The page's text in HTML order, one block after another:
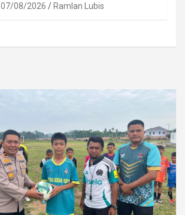
07/08/2026 Ramlan Lubis